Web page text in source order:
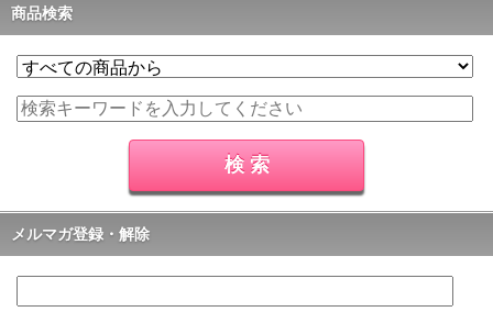
商品検索
メルマガ登録・解除